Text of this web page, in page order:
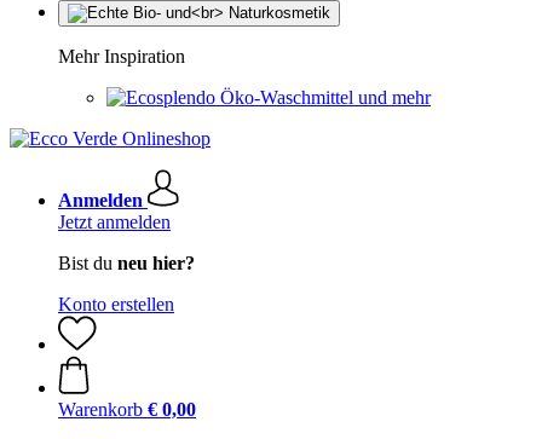
Mehr Inspiration
Öko-Waschmittel und mehr
Anmelden
Jetzt anmelden
Bist du neu hier?
Konto erstellen
Warenkorb € 0,00